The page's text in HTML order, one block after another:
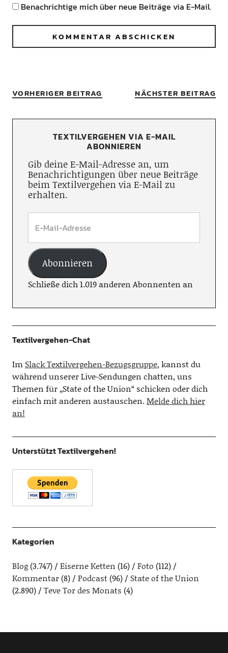
Benachrichtige mich über neue Beiträge via E-Mail.
VORHERIGER BEITRAG NÄCHSTER BEITRAG
TEXTILVERGEHEN VIA E-MAIL
ABONNIEREN
Gib deine E-Mail-Adresse an, um
Benachrichtigungen über neue Beiträge
beim Textilvergehen via E-Mail zu
erhalten.
Abonnieren
Schließe dich 1.019 anderen Abonnenten an
Textilvergehen-Chat
Im Slack Textilvergehen-Bezugsgruppe, kannst du
während unserer Live-Sendungen chatten, uns
Themen für „State of the Union“ schicken oder dich
einfach mit anderen austauschen.Melde dich hier
an!
Unterstützt Textilvergehen!
Kategorien
Blog(3.747) Eiserne Ketten (16) Foto (112)
Kommentar(8) Podcast(96)
State of the Union
(2.890)
Teve Tor des Monats (4)